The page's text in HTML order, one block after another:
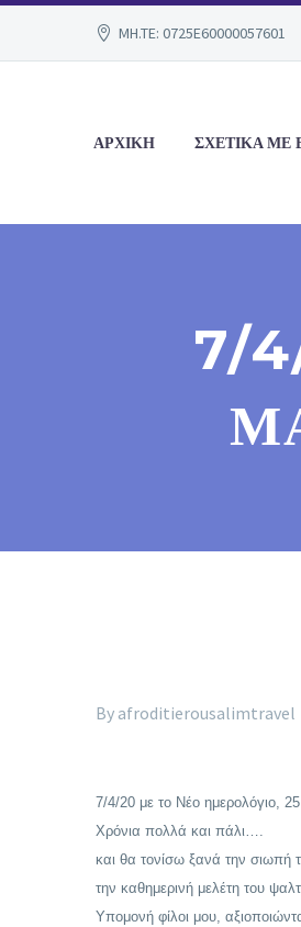
MH.TE: 0725E60000057601
ΑΡΧΙΚΗ ΣΧΕΤΙΚΑ ΜΕ
7/
By afroditierousalimtravel
7/4/20 με το Νέο ημερολόγιο,
Χρόνια πολλά και πάλι….
και θα τονίσω ξανά την σιωπή
την καθημερινή μελέτη του
Υπομονή φίλοι μου,